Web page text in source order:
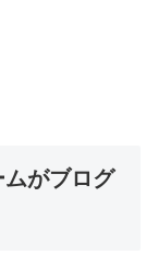
ムがブログ